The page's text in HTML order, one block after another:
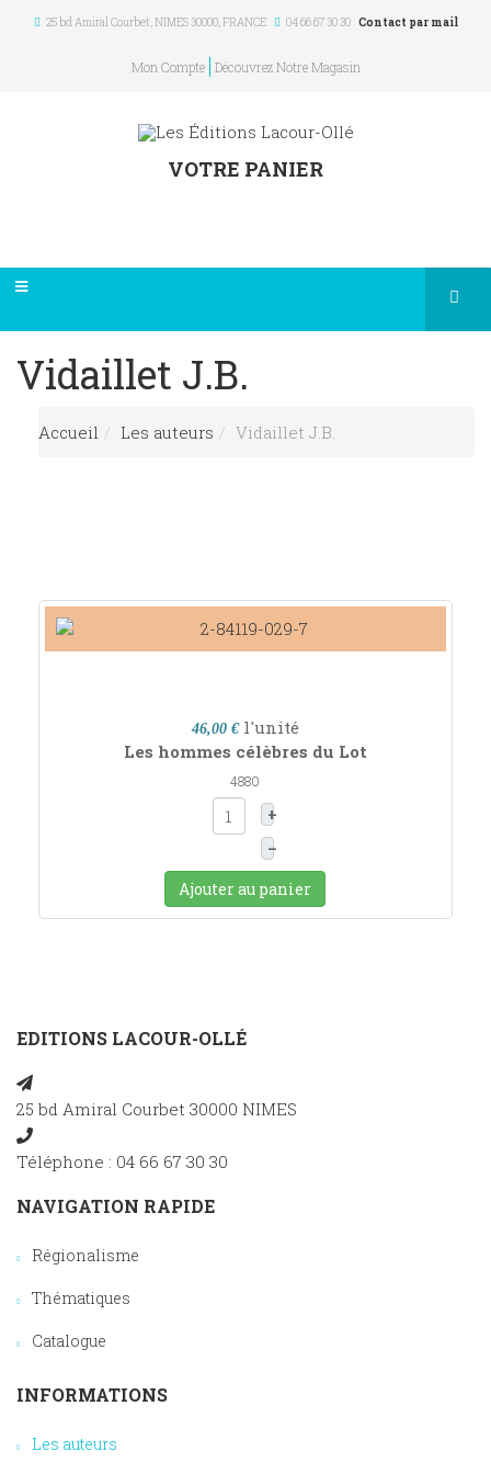
25 bd Amiral Courbet, NIMES 30000,FRANCE 04 66 67 30 30 Contact par mail
Mon Compte Découvrez Notre Magasin
VOTRE PANIER
Vidaillet J.B.
Accueil Les auteurs Vidaillet J.B.
46,00 € l'unité
Les hommes célèbres du Lot
4880
+
–
Ajouter au panier
EDITIONS LACOUR-OLLÉ
25 bd Amiral Courbet 30000 NIMES
Téléphone : 04 66 67 30 30
NAVIGATION RAPIDE
Régionalisme
Thématiques
Catalogue
INFORMATIONS
Les auteurs